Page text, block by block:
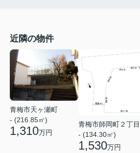
近隣の物件
青梅市天ヶ瀬町
- (216.85㎡)
1,310万円
青梅市師岡町２丁目
- (134.30㎡)
1,530万円